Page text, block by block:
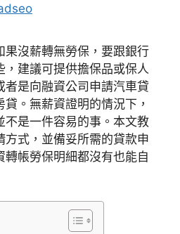
果沒薪轉無勞保，要跟銀行
建議可提供擔保品或保人
者是向融資公司申請汽車貸
。無薪資證明的情況下，
不是一件容易的事。本文教
方式，並備妥所需的貸款申
帳勞保明細都沒有也能自